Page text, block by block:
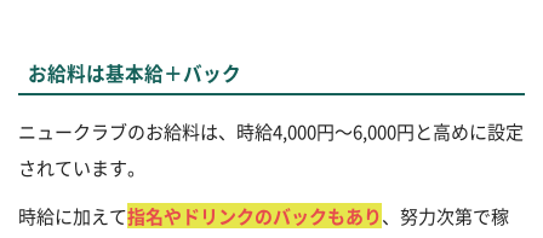
お給料は基本給＋バック
ニュークラブのお給料は、時給4,000円～6,000円と高めに設定
されています。
時給に加えて指名やドリンクのバックもあり、努力次第で稼